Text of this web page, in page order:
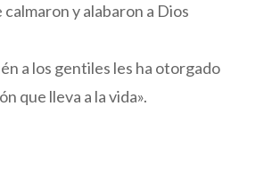
y alabaron a Dios
a los gentiles les ha otorgado
que lleva a la vida».